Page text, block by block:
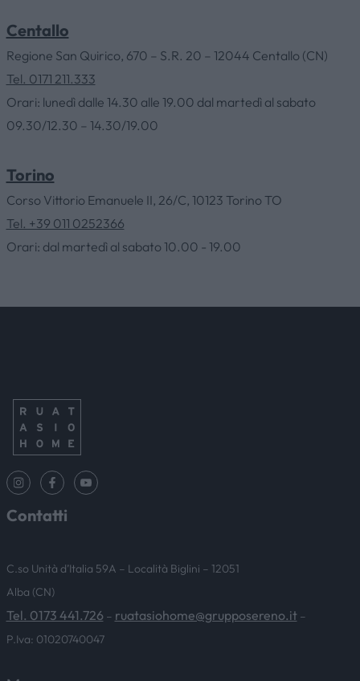
AZIENDA
Centallo
Regione San Quirico, 670 – S.R. 20 – 12044 Centallo (CN)
Tel. 0171 211.333
Orari: lunedì dalle 14.30 alle 19.00 dal martedì al sabato
09.30/12.30 – 14.30/19.00
Torino
Corso Vittorio Emanuele II, 26/C, 10123 Torino TO
Tel. +39 011 0252366
Orari: dal martedì al sabato 10.00 - 19.00
Contatti
C.so Unità d’Italia 59A – Località Biglini – 12051
Alba (CN)
Tel. 0173 441.726 – ruatasiohome@grupposereno.it –
P.Iva: 01020740047